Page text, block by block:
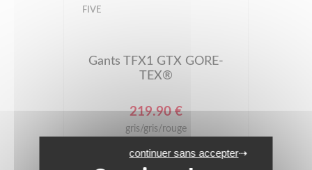
BERING
Gants RADIAL
59.99 €
noir/rouge
continuer sans accepter